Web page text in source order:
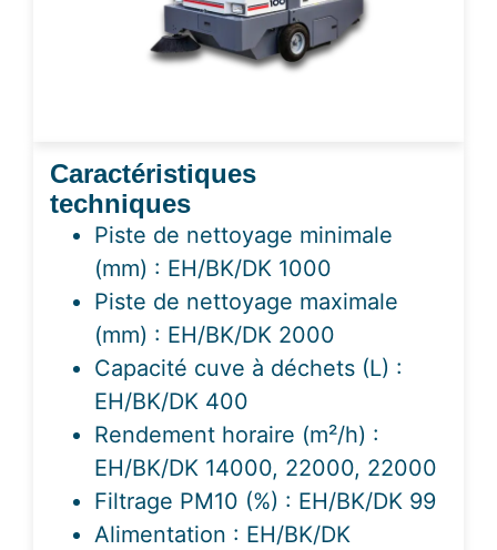
Caractéristiques
techniques
Piste de nettoyage minimale
(mm) : EH/BK/DK 1000
Piste de nettoyage maximale
(mm) : EH/BK/DK 2000
Capacité cuve à déchets (L) :
EH/BK/DK 400
Rendement horaire (m²/h) :
EH/BK/DK 14000, 22000, 22000
Filtrage PM10 (%) : EH/BK/DK 99
Alimentation : EH/BK/DK